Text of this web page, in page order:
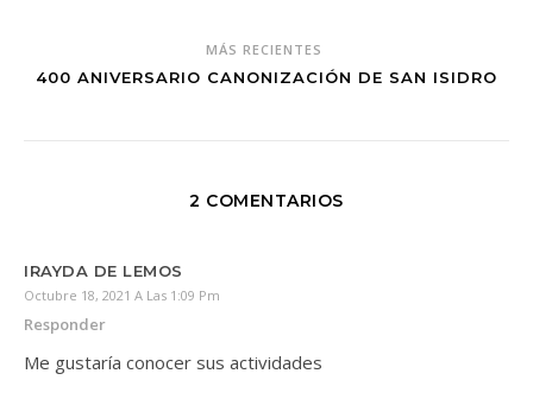
MÁS RECIENTES
400 ANIVERSARIO CANONIZACIÓN DE SAN ISIDRO
2 COMENTARIOS
IRAYDA DE LEMOS
Octubre 18, 2021 A Las 1:09 Pm
Responder
Me gustaría conocer sus actividades